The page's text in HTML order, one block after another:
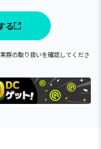
る
際の取り扱いを確認してくださ